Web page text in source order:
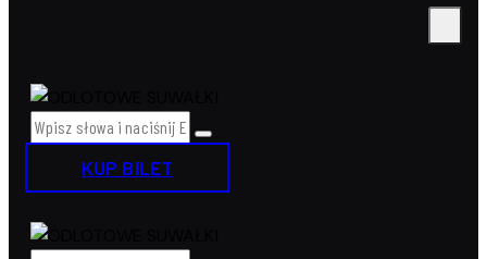
KUP BILET